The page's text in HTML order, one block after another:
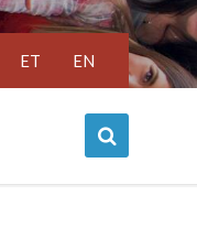
ET EN